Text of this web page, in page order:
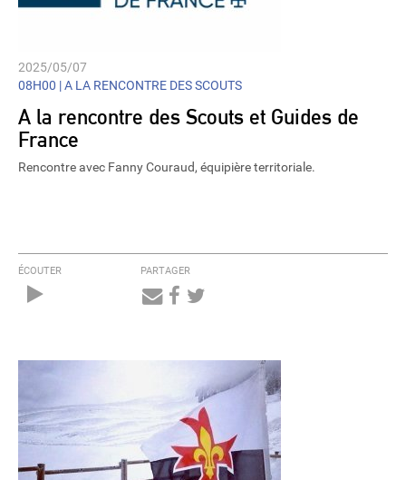
2025/05/07
08H00 |A LA RENCONTRE DES SCOUTS
A la rencontre des Scouts et Guides de
France
Rencontre avec Fanny Couraud, équipière territoriale.
ÉCOUTER PARTAGER